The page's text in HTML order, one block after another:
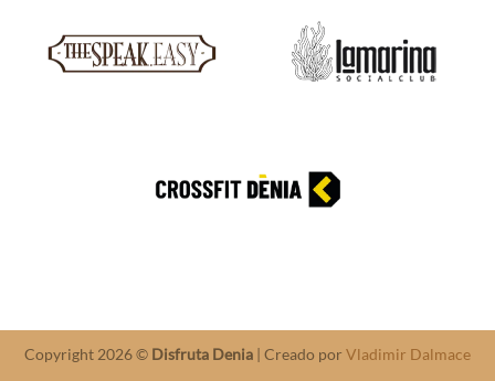
Copyright 2026 © Disfruta Denia | Creado por Vladimir Dalmace